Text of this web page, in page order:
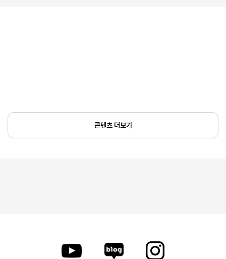
콘텐츠 더보기